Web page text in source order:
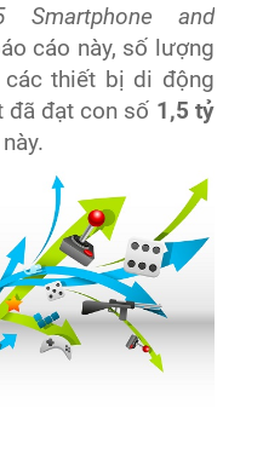
Smartphone and
cáo này, số lượng
thiết bị di động
đã đạt con số 1,5 tỷ